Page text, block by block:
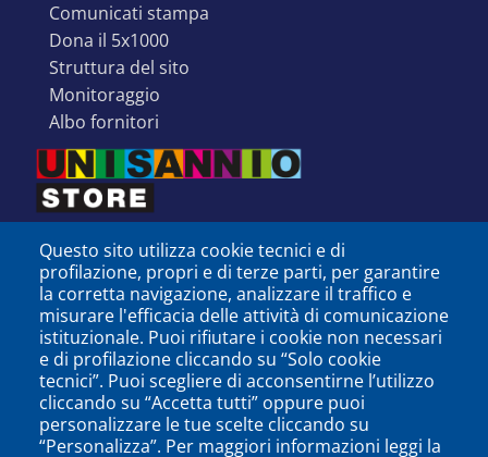
comunicati stampa
dona il 5x1000
struttura del sito
monitoraggio
albo fornitori
SEGUICI SU
Questo sito utilizza cookie tecnici e di
profilazione, propri e di terze parti, per garantire
la corretta navigazione, analizzare il traffico e
misurare l'efficacia delle attività di comunicazione
istituzionale. Puoi rifiutare i cookie non necessari
e di profilazione cliccando su “Solo cookie
tecnici”. Puoi scegliere di acconsentirne l’utilizzo
cliccando su “Accetta tutti” oppure puoi
personalizzare le tue scelte cliccando su
“Personalizza”. Per maggiori informazioni leggi la